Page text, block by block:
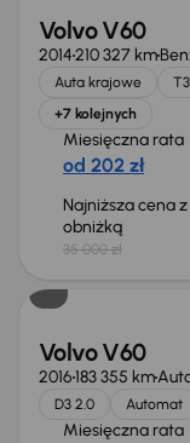
Volvo V60
2014210 327 km
Auta krajowe T3
+7 kolejnych
Miesięczna rata
od 202 zł
Najniższa cena
obniżką
35 000 zł
Volvo V60
2016183 355 km
D3 2.0 Automat
Miesięczna rata